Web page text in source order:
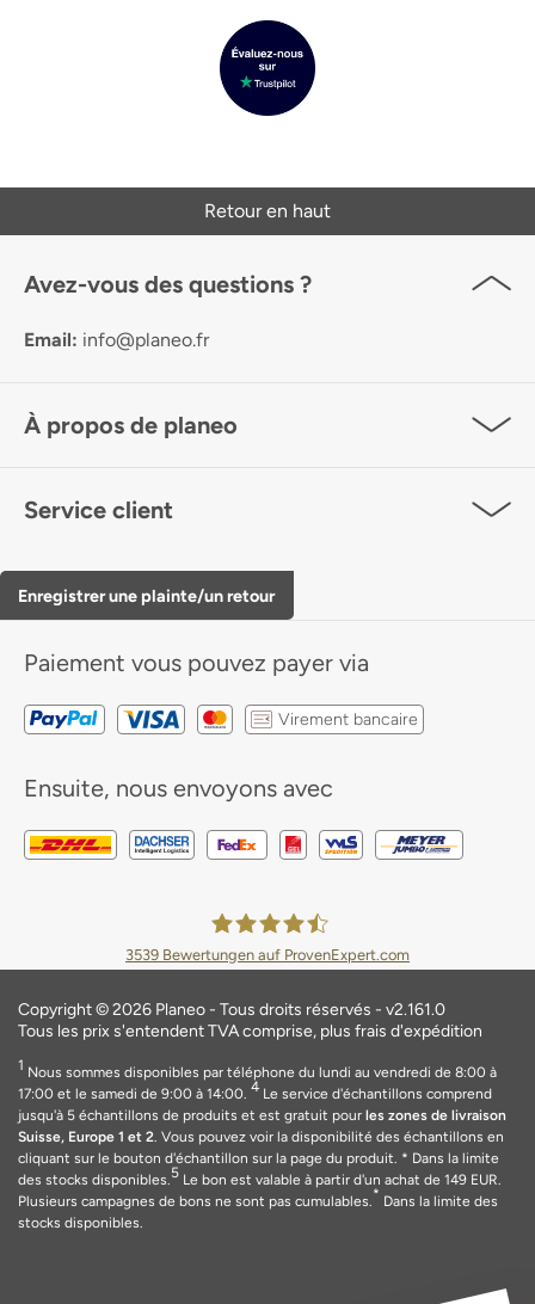
Retour en haut
Avez-vous des questions ?
Email: info@planeo.fr
À propos de planeo
Service client
Enregistrer une plainte/un retour
Paiement vous pouvez payer via
Virement bancaire
Ensuite, nous envoyons avec
3539 Bewertungen auf ProvenExpert.com
Copyright © 2026 Planeo - Tous droits réservés - v2.161.0
Tous les prix s'entendent TVA comprise, plus frais d'expédition
1 Nous sommes disponibles par téléphone du lundi au vendredi de 8:00 à
17:00 et le samedi de 9:00 à 14:00. 4 Le service d'échantillons comprend
jusqu'à 5 échantillons de produits et est gratuit pour les zones de livraison
Suisse, Europe 1 et 2. Vous pouvez voir la disponibilité des échantillons en
cliquant sur le bouton d'échantillon sur la page du produit. * Dans la limite
des stocks disponibles.5 Le bon est valable à partir d'un achat de 149 EUR.
Plusieurs campagnes de bons ne sont pas cumulables.* Dans la limite des
stocks disponibles.